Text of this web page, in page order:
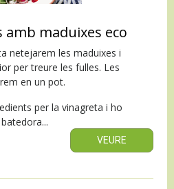
maduixes eco
netejarem les maduixes i
per treure les fulles. Les
en un pot.
per la vinagreta i ho
VEURE